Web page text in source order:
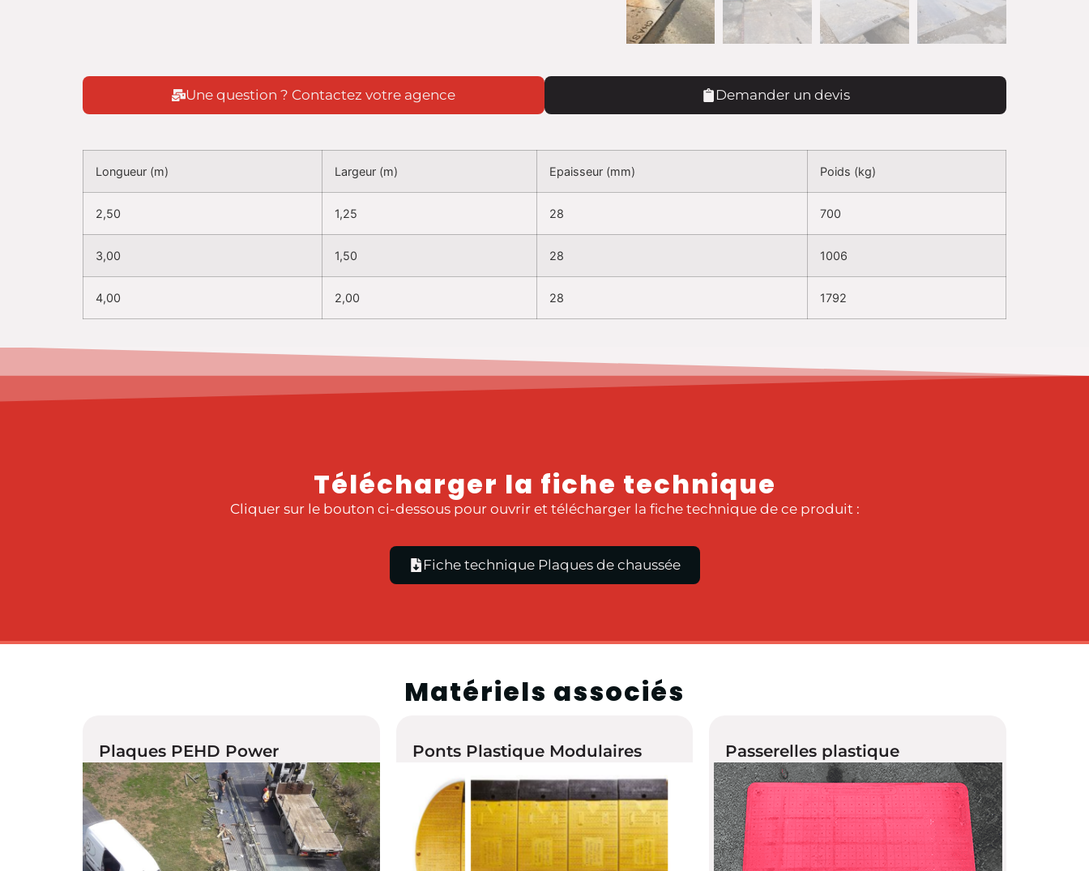
Une question ? Contactez votre agence Demander un devis
Longueur (m) Largeur (m) Epaisseur (mm) Poids (kg)
2,50 1,25 28 700
3,00 1,50 28 1006
4,00 2,00 28 1792
Télécharger la fiche technique
Cliquer sur le bouton ci-dessous pour ouvrir et télécharger la fiche technique de ce produit :​
Fiche technique Plaques de chaussée
Matériels associés
Plaques PEHD Power Ponts Plastique Modulaires Passerelles plastique